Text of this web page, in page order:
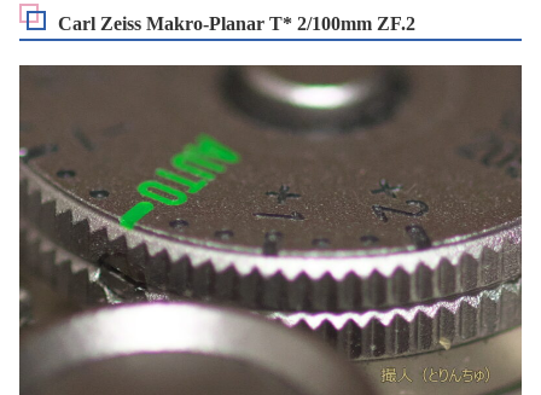
Carl Zeiss Makro-Planar T* 2/100mm ZF.2